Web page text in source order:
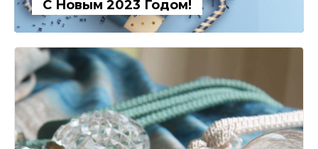
С Новым 2023 Годом!